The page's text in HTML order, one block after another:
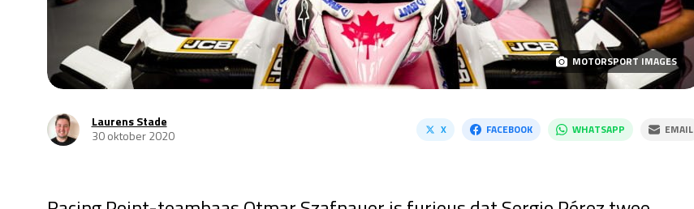
MOTORSPORT IMAGES
Laurens Stade
30 oktober 2020
X FACEBOOK WHATSAPP EMAIL